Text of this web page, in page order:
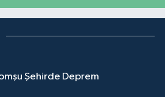
Şehirde Deprem